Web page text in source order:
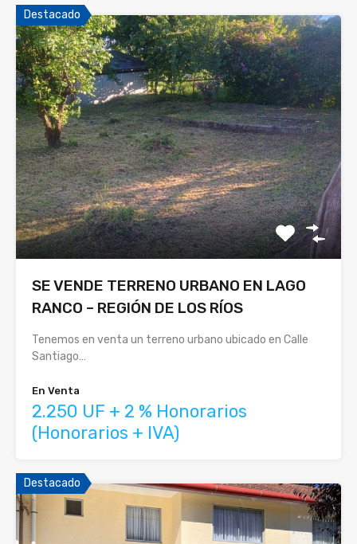
Destacado
SE VENDE TERRENO URBANO EN LAGO
RANCO – REGIÓN DE LOS RÍOS
Tenemos en venta un terreno urbano ubicado en Calle
Santiago…
En Venta
2.250 UF + 2 % Honorarios
(Honorarios + IVA)
Destacado